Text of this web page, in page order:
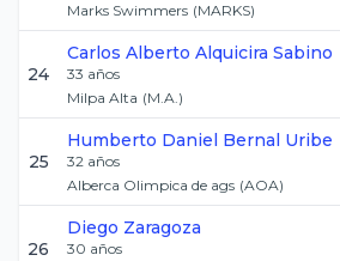
Marks Swimmers (MARKS)
24
Carlos Alberto Alquicira Sabino
33 años
Milpa Alta (M.A.)
25
Humberto Daniel Bernal Uribe
32 años
Alberca Olimpica de ags (AOA)
26
Diego Zaragoza
30 años